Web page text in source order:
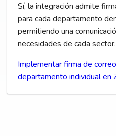
Sí, la integración admite
para cada departamento
permitiendo una
necesidades de cada sector.
Implementar firma de
departamento individual en